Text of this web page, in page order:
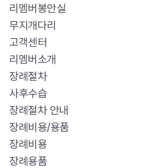
리멤버봉안실
무지개다리
고객센터
리멤버소개
장례절차
사후수습
장례절차 안내
장례비용/용품
장례비용
장례용품